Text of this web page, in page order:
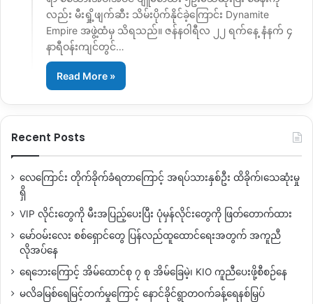
လည်း မီးရှို့ဖျက်ဆီး သိမ်းပိုက်နိုင်ခဲ့ကြောင်း Dynamite
Empire အဖွဲ့ထံမှ သိရသည်။ ဇန်နဝါရီလ ‌၂၂ ရက်နေ့ နံနက် ၄
နာရီဝန်းကျင်တွင်…
Read More »
Recent Posts
လေကြောင်း တိုက်ခိုက်ခံရတာကြောင့် အရပ်သားနှစ်ဦး ထိခိုက်၊သေဆုံးမှု
ရှိ
VIP လိုင်းတွေကို မီးအပြည့်ပေးပြီး ပုံမှန်လိုင်းတွေကို ဖြတ်တောက်ထား
မော်ဝမ်းလေး စစ်ရှောင်တွေ ပြန်လည်ထူထောင်ရေးအတွက် အကူညီ
လိုအပ်နေ
ရေဘေးကြောင့် အိမ်ထောင်စု ၇ စု အိမ်ခြေမဲ့၊ KIO ကူညီပေးဖို့စီစဉ်နေ
မလိခမြစ်ရေမြင့်တက်မှုကြောင့် နောင်ခိုင်ရွာတဝက်ခန့်ရေနစ်မြှပ်